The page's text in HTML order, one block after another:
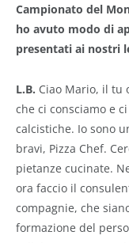
Campionato del
ho avuto modo di
presentati ai nostri
L.B. Ciao Mario, il tu
che ci consciamo e
calcistiche. Io sono
bravi, Pizza Chef.
pietanze cucinate.
ora faccio il
compagnie, che
formazione del